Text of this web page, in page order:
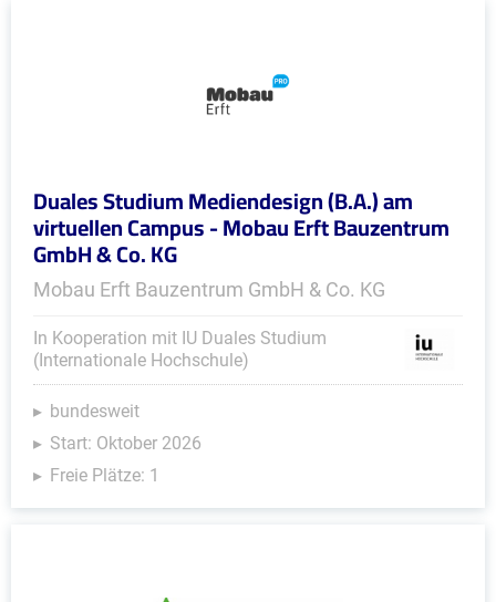
Duales Studium Mediendesign (B.A.) am
virtuellen Campus - Mobau Erft Bauzentrum
GmbH & Co. KG
Mobau Erft Bauzentrum GmbH & Co. KG
In Kooperation mit IU Duales Studium
(Internationale Hochschule)
bundesweit
Start: Oktober 2026
Freie Plätze: 1